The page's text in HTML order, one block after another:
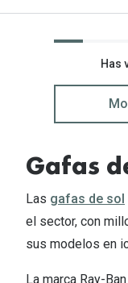
Has
Gafas
Las gafas de sol
el sector, con
sus modelos en
La marca Ray-